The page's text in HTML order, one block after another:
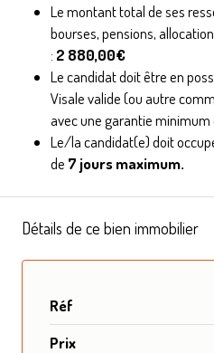
Le montant total de ses
bourses, pensions,
: 2 880,00€
Le candidat doit être en
Visale valide (ou autre
avec une garantie minimum
Le/la candidat(e) doit
de 7 jours maximum.
Détails de ce bien immobilier
Réf
Prix